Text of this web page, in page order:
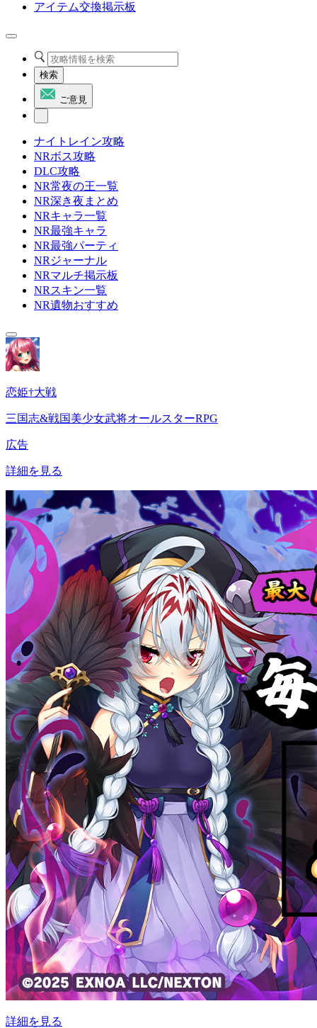
アイテム交換掲示板
検索
ご意見
ナイトレイン攻略
NRボス攻略
DLC攻略
NR常夜の王一覧
NR深き夜まとめ
NRキャラ一覧
NR最強キャラ
NR最強パーティ
NRジャーナル
NRマルチ掲示板
NRスキン一覧
NR遺物おすすめ
恋姫†大戦
三国志&戦国美少女武将オールスターRPG
広告
詳細を見る
詳細を見る